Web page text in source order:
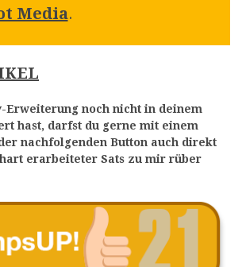
Media.
Erweiterung noch nicht in deinem
hast, darfst du gerne mit einem
nachfolgenden Button auch direkt
erarbeiteter Sats zu mir rüber